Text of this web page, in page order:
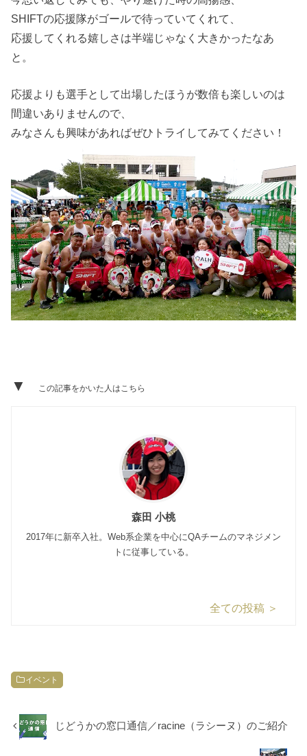
SHIFTの応援隊がゴールで待っていてくれて、
応援してくれる嬉しさは半端じゃなく大きかったなあ
と。
応援よりも選手として出場したほうが数倍も楽しいのは
間違いありませんので、
みなさんも興味があればぜひトライしてみてください！
▼ この記事をかいた人はこちら
森田 小桃
2017年に新卒入社。Web系企業を中心にQAチームのマネジメン
トに従事している。
全ての投稿 ＞
イベント
じどうかの窓口通信／racine（ラシーヌ）のご紹介